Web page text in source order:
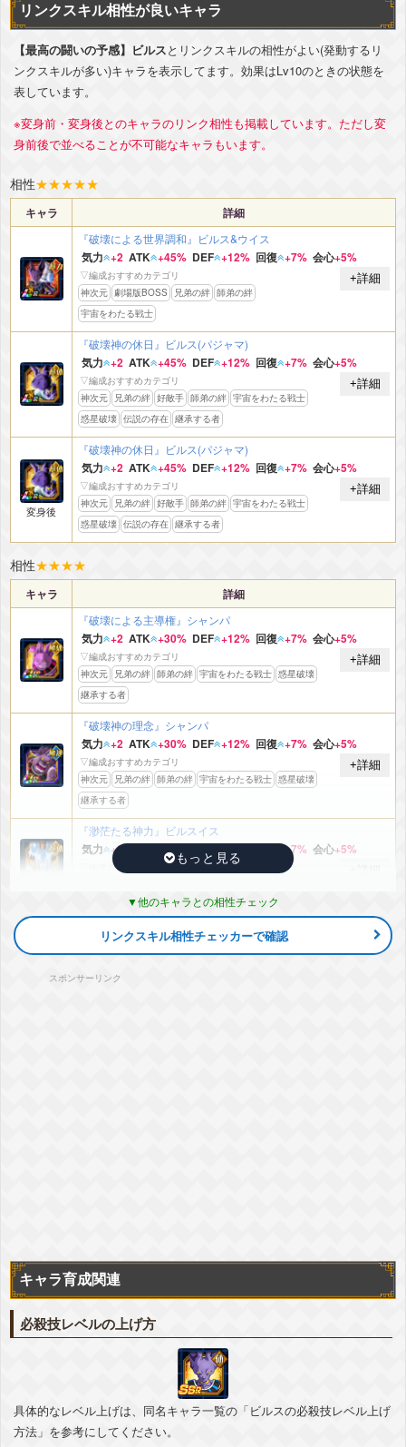
リンクスキル相性が良いキャラ
【最高の闘いの予感】ビルスとリンクスキルの相性がよい(発動するリ
ンクスキルが多い)キャラを表示してます。効果はLv10のときの状態を
表しています。
※変身前・変身後とのキャラのリンク相性も掲載しています。ただし変
身前後で並べることが不可能なキャラもいます。
相性★★★★★
キャラ 詳細
『破壊による世界調和』ビルス&ウイス
気力 +2 ATK +45% DEF +12% 回復 +7% 会心+5%
▽編成おすすめカテゴリ
神次元 劇場版BOSS 兄弟の絆 師弟の絆
宇宙をわたる戦士
+詳細
『破壊神の休日』ビルス(パジャマ)
気力 +2 ATK +45% DEF +12% 回復 +7% 会心+5%
▽編成おすすめカテゴリ
神次元
兄弟の絆 好敵手 師弟の絆 宇宙をわたる戦士
惑星破壊 伝説の存在 継承する者
+詳細
変身後
『破壊神の休日』ビルス(パジャマ)
気力 +2 ATK +45% DEF +12% 回復 +7% 会心+5%
▽編成おすすめカテゴリ
神次元
兄弟の絆 好敵手 師弟の絆 宇宙をわたる戦士
惑星破壊 伝説の存在 継承する者
+詳細
相性★★★★
キャラ 詳細
『破壊による主導権』シャンパ
気力 +2 ATK +30% DEF +12% 回復 +7% 会心+5%
▽編成おすすめカテゴリ
神次元
兄弟の絆 師弟の絆 宇宙をわたる戦士 惑星破壊
継承する者
+詳細
『破壊神の理念』シャンパ
気力 +2 ATK +30% DEF +12% 回復 +7% 会心+5%
▽編成おすすめカテゴリ
神次元
兄弟の絆 師弟の絆 宇宙をわたる戦士 惑星破壊
継承する者
+詳細
『渺茫たる神力』ビルスイス
気力 +2 ATK +30% DEF +12% 回復 +7% 会心+5%
▽編成おすすめカテゴリ
『勝ち残るための采配』シャンパ
気力 +2 ATK +30% DEF +12% 回復 +7%
▽編成おすすめカテゴリ
+詳細
『とめどなく噴き出す力』ブロリー(怒り)
気力 +2 ATK +45% DEF +5%
劇場版BOSS
怒り爆発
『高まる戦意の大爆発』超サイヤ人ブロリー
+45% DEF +5%
▽編成おすすめカテゴリ
劇場版BOSS
怒り爆発
他のキャラとの相性チェック
リンクスキル相性チェッカーで確認
スポンサーリンク
キャラ育成関連
必殺技レベルの上げ方
具体的なレベル上げは、同名キャラ一覧の「ビルスの必殺技レベル上げ
方法」を参考にしてください。